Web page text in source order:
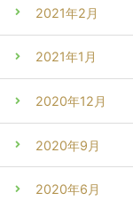
2021年2月
2021年1月
2020年12月
2020年9月
2020年6月